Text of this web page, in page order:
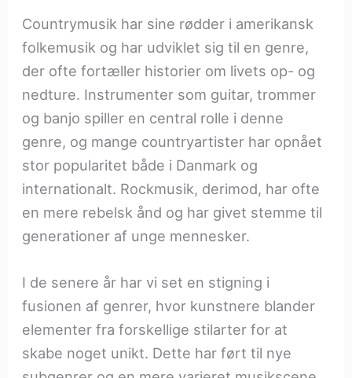
Countrymusik har sine rødder i amerikansk
folkemusik og har udviklet sig til en genre,
der ofte fortæller historier om livets op- og
nedture. Instrumenter som guitar, trommer
og banjo spiller en central rolle i denne
genre, og mange countryartister har opnået
stor popularitet både i Danmark og
internationalt. Rockmusik, derimod, har ofte
en mere rebelsk ånd og har givet stemme til
generationer af unge mennesker.
I de senere år har vi set en stigning i
fusionen af genrer, hvor kunstnere blander
elementer fra forskellige stilarter for at
skabe noget unikt. Dette har ført til nye